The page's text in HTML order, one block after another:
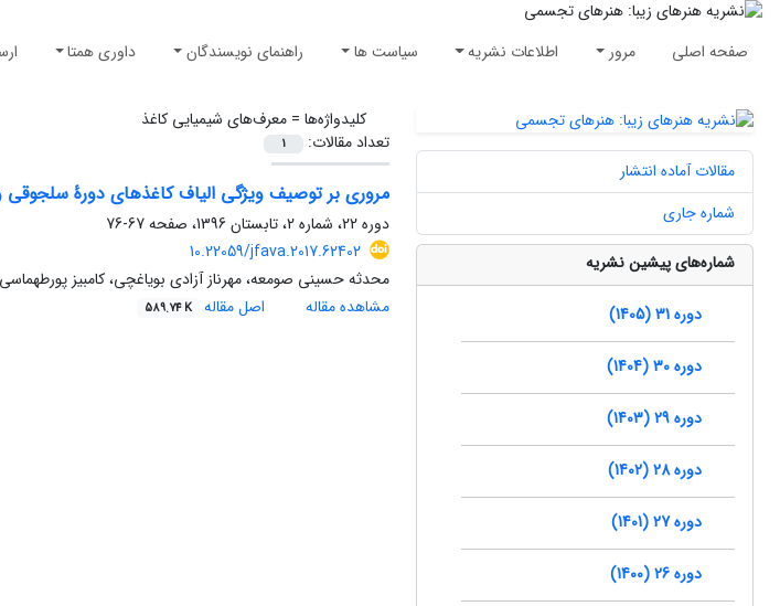
صفحه اصلی مرور اطلاعات نشریه سیاست ها راهنمای نویسندگان داوری همتا
کلیدواژه‌ها =معرف‌های شیمیایی کاغذ
تعداد مقالات:
1
مروری بر توصیف ویژگی الیاف کاغذهای دورۀ سلجوقی
دوره 22، شماره 2، تابستان 1396، صفحه
67-76
10.22059/jfava.2017.62402
محدثه حسینی صومعه، مهرناز آزادی بویاغچی، کامبیز پورطهماسی
مشاهده مقاله
اصل مقاله 589.74 K
مقالات آماده انتشار
شماره جاری
شماره‌های پیشین نشریه
دوره 31 (1405)
دوره 30 (1404)
دوره 29 (1403)
دوره 28 (1402)
دوره 27 (1401)
دوره 26 (1400)